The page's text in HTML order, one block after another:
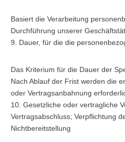
Basiert die Verarbeitung
Durchführung unserer
9. Dauer, für die die
Das Kriterium für die Dauer der
Nach Ablauf der Frist werden die
oder Vertragsanbahnung
10. Gesetzliche oder vertragliche
Vertragsabschluss; Verpflichtung
Nichtbereitstellung